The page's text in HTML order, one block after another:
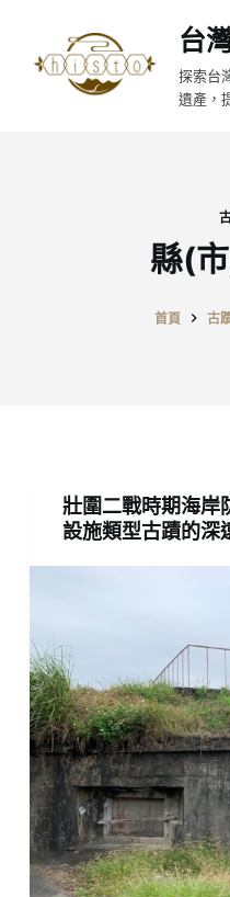
至
台
探索台
遺產，
縣(
首頁 古
壯圍二戰時期海岸
設施類型古蹟的深